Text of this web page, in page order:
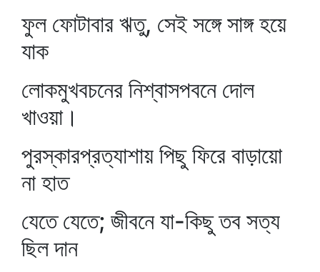
ফুল ফোটাবার ঋতু, সেই সঙ্গে সাঙ্গ হয়ে
যাক
লোকমুখবচনের নিশ্বাসপবনে দোল
খাওয়া।
পুরস্কারপ্রত্যাশায় পিছু ফিরে বাড়ায়ো
না হাত
যেতে যেতে; জীবনে যা-কিছু তব সত্য
ছিল দান